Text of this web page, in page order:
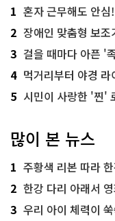
1 혼자 근무해도 안
2 장애인 맞춤형 보조
3 걸을 때마다 아픈 '족
4 먹거리부터 야경
5 시민이 사랑한 '찐'
많이 본 뉴스
1 주황색 리본 따라 한강
2 한강 다리 아래서
3 우리 아이 체력이